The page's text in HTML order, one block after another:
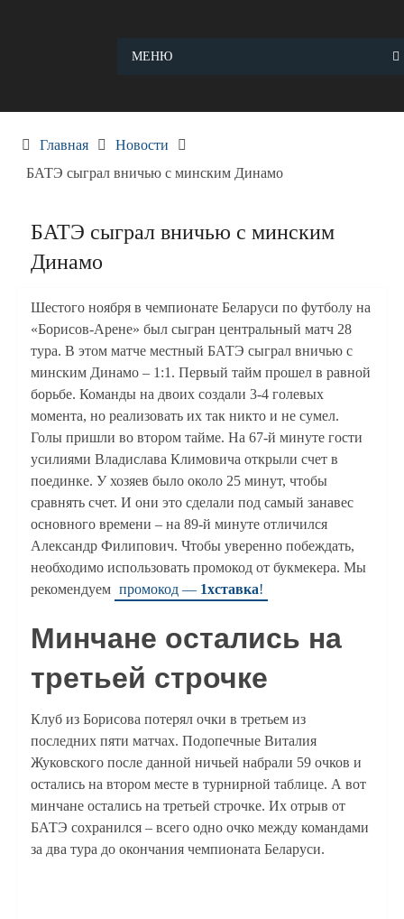
МЕНЮ
Главная
Новости
БАТЭ сыграл вничью с минским Динамо
БАТЭ сыграл вничью с минским
Динамо
Шестого ноября в чемпионате Беларуси по футболу на
«Борисов-Арене» был сыгран центральный матч 28
тура. В этом матче местный БАТЭ сыграл вничью с
минским Динамо – 1:1. Первый тайм прошел в равной
борьбе. Команды на двоих создали 3-4 голевых
момента, но реализовать их так никто и не сумел.
Голы пришли во втором тайме. На 67-й минуте гости
усилиями Владислава Климовича открыли счет в
поединке. У хозяев было около 25 минут, чтобы
сравнять счет. И они это сделали под самый занавес
основного времени – на 89-й минуте отличился
Александр Филипович. Чтобы уверенно побеждать,
необходимо использовать промокод от букмекера. Мы
рекомендуем промокод — 1хставка!
Минчане остались на
третьей строчке
Клуб из Борисова потерял очки в третьем из
последних пяти матчах. Подопечные Виталия
Жуковского после данной ничьей набрали 59 очков и
остались на втором месте в турнирной таблице. А вот
минчане остались на третьей строчке. Их отрыв от
БАТЭ сохранился – всего одно очко между командами
за два тура до окончания чемпионата Беларуси.